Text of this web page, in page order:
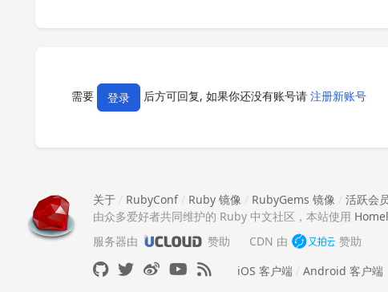
需要 登录 后方可回复, 如果你还没有账号请 注册新账号
关于 / RubyConf/ Ruby 镜像 / RubyGems 镜像 / 活跃会
由众多爱好者共同维护的 Ruby 中文社区，本站使用
服务器由
赞助 CDN 由
赞助
iOS 客户端 / Android 客户端